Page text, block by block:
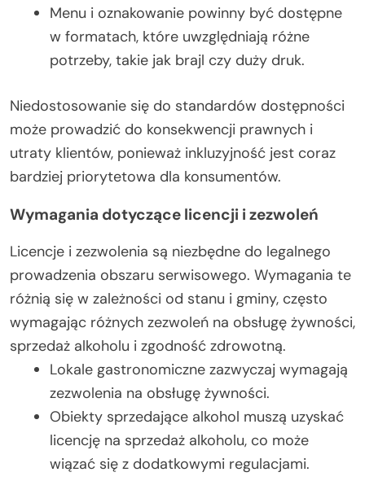
Menu i oznakowanie powinny być dostępne
w formatach, które uwzględniają różne
potrzeby, takie jak brajl czy duży druk.
Niedostosowanie się do standardów dostępności
może prowadzić do konsekwencji prawnych i
utraty klientów, ponieważ inkluzyjność jest coraz
bardziej priorytetowa dla konsumentów.
Wymagania dotyczące licencji i zezwoleń
Licencje i zezwolenia są niezbędne do legalnego
prowadzenia obszaru serwisowego. Wymagania te
różnią się w zależności od stanu i gminy, często
wymagając różnych zezwoleń na obsługę żywności,
sprzedaż alkoholu i zgodność zdrowotną.
Lokale gastronomiczne zazwyczaj wymagają
zezwolenia na obsługę żywności.
Obiekty sprzedające alkohol muszą uzyskać
licencję na sprzedaż alkoholu, co może
wiązać się z dodatkowymi regulacjami.